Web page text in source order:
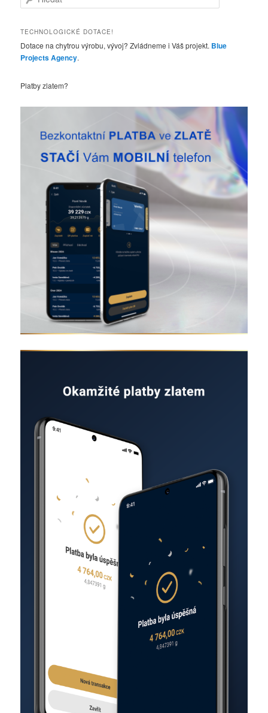
l
d
t
TECHNOLOGICKÉ DOTACE!
Dotace na chytrou výrobu, vývoj? Zvládneme i Váš projekt. Blue
Projects Agency.
Platby zlatem?